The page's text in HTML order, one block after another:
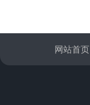
网站首页